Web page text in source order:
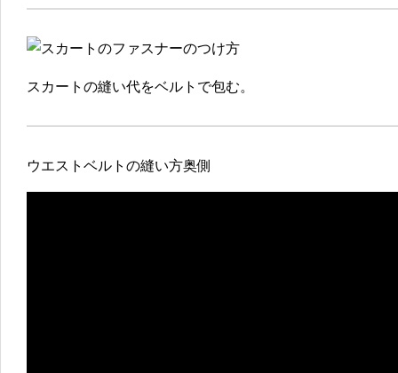
スカートの縫い代をベルトで包む。
ウエストベルトの縫い方奥側